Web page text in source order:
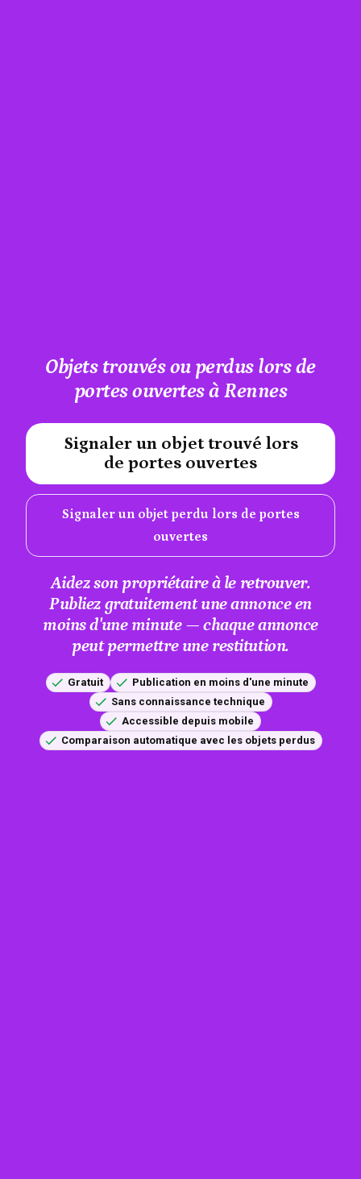
Objets trouvés ou perdus lors de
portes ouvertes à Rennes
Signaler un objet trouvé lors
de portes ouvertes
Signaler un objet perdu lors de portes
ouvertes
#A12AEB
Aidez son propriétaire à le retrouver.
Publiez gratuitement une annonce en
moins d'une minute — chaque annonce
peut permettre une restitution.
Gratuit
Publication en moins d'une minute
Sans connaissance technique
Accessible depuis mobile
Comparaison automatique avec les objets perdus